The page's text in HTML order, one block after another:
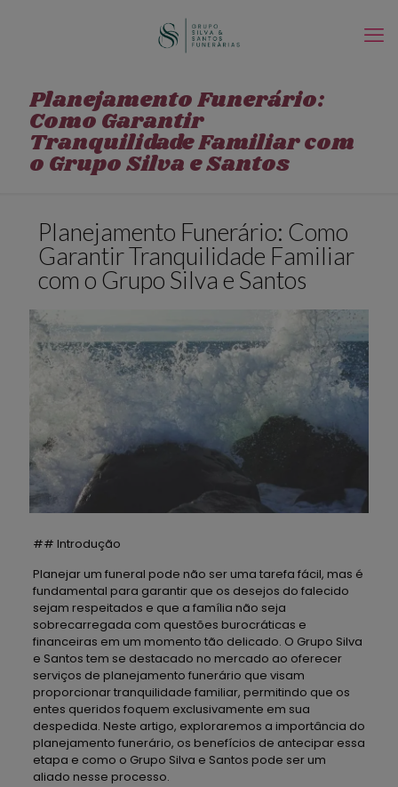
Planejamento Funerário:
Como Garantir
Tranquilidade Familiar com
o Grupo Silva e Santos
Planejamento Funerário: Como
Garantir Tranquilidade Familiar
com o Grupo Silva e Santos
## Introdução
Planejar um funeral pode não ser uma tarefa fácil, mas é
fundamental para garantir que os desejos do falecido
sejam respeitados e que a família não seja
sobrecarregada com questões burocráticas e
financeiras em um momento tão delicado. O Grupo Silva
e Santos tem se destacado no mercado ao oferecer
serviços de planejamento funerário que visam
proporcionar tranquilidade familiar, permitindo que os
entes queridos foquem exclusivamente em sua
despedida. Neste artigo, exploraremos a importância do
planejamento funerário, os benefícios de antecipar essa
etapa e como o Grupo Silva e Santos pode ser um
aliado nesse processo.